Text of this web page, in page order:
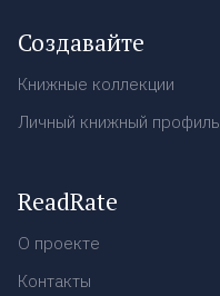
Создавайте
Книжные коллекции
Личный книжный профиль
ReadRate
О проекте
Контакты